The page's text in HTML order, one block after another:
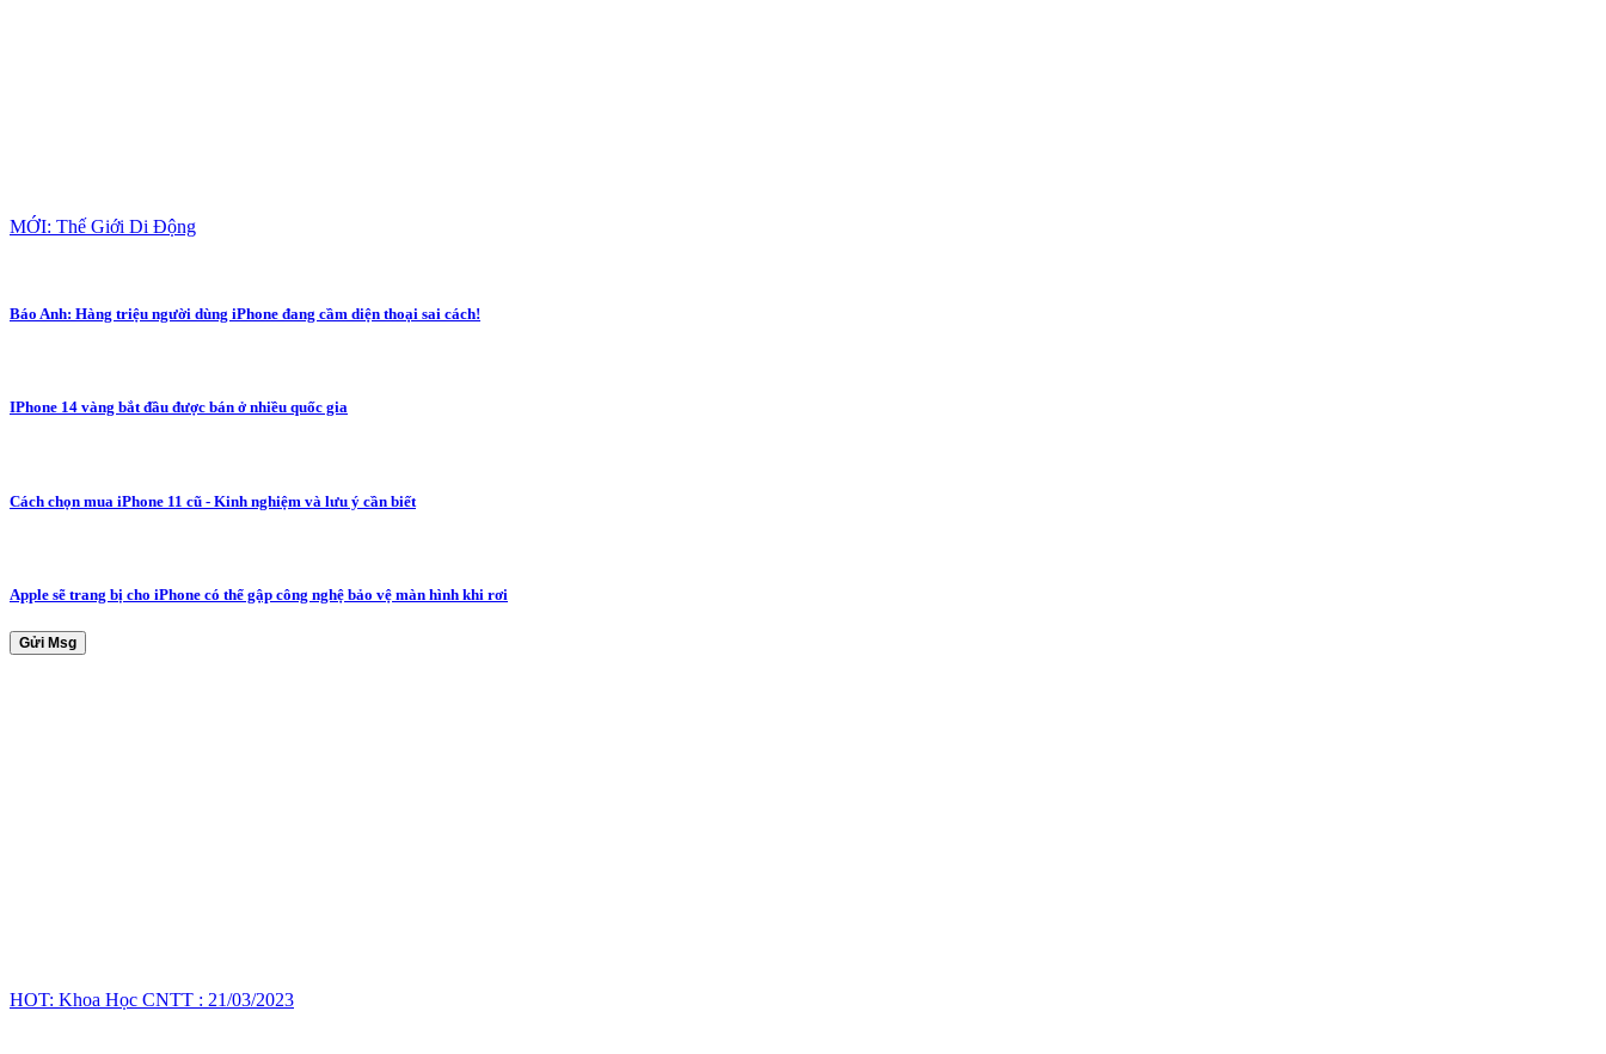
MỚI: Thế Giới Di Động
Báo Anh: Hàng triệu người dùng iPhone đang cầm diện thoại sai cách!
IPhone 14 vàng bắt đầu được bán ở nhiều quốc gia
Cách chọn mua iPhone 11 cũ - Kinh nghiệm và lưu ý cần biết
Apple sẽ trang bị cho iPhone có thể gập công nghệ bảo vệ màn hình khi rơi
Gửi Msg
HOT: Khoa Học CNTT : 21/03/2023